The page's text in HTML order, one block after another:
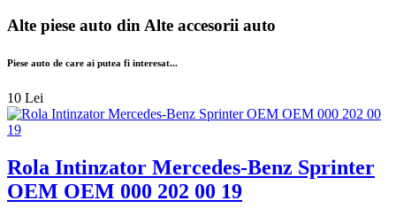
Alte piese auto dinAlte accesorii auto
Piese auto de care ai putea fi interesat...
10 Lei
Rola Intinzator Mercedes-Benz Sprinter
OEM OEM 000 202 00 19